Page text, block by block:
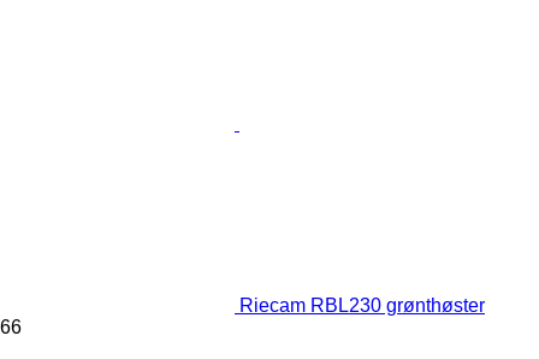
Riecam RBL230 grønthøster
66